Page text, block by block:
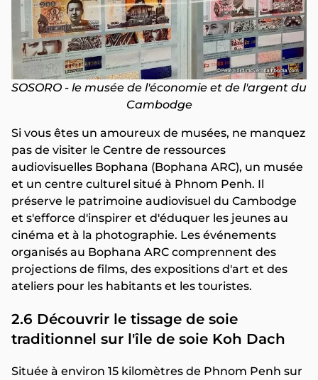
SOSORO - le musée de l'économie et de l'argent du
Cambodge
Si vous êtes un amoureux de musées, ne manquez
pas de visiter le Centre de ressources
audiovisuelles Bophana (Bophana ARC), un musée
et un centre culturel situé à Phnom Penh. Il
préserve le patrimoine audiovisuel du Cambodge
et s'efforce d'inspirer et d'éduquer les jeunes au
cinéma et à la photographie. Les événements
organisés au Bophana ARC comprennent des
projections de films, des expositions d'art et des
ateliers pour les habitants et les touristes.
2.6 Découvrir le tissage de soie
traditionnel sur l'île de soie Koh Dach
Située à environ 15 kilomètres de Phnom Penh sur